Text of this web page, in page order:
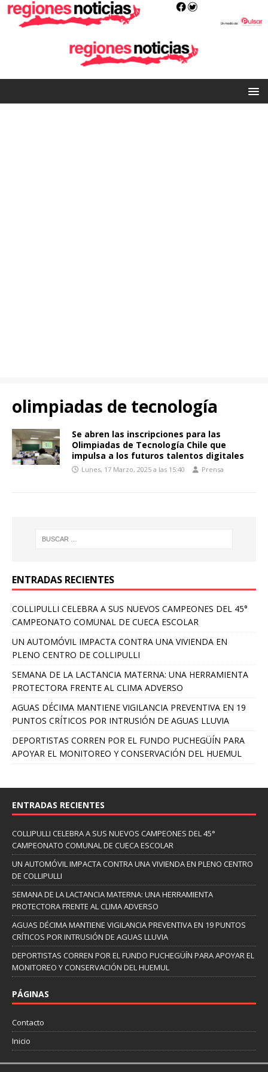
olimpiadas de tecnología
Se abren las inscripciones para las
Olimpiadas de Tecnología Chile que
impulsa a los futuros talentos digitales
Lunes, 17 Marzo, 2025 a las 15:40 Prensa
ENTRADAS RECIENTES
COLLIPULLI CELEBRA A SUS NUEVOS CAMPEONES DEL 45°
CAMPEONATO COMUNAL DE CUECA ESCOLAR
UN AUTOMÓVIL IMPACTA CONTRA UNA VIVIENDA EN
PLENO CENTRO DE COLLIPULLI
SEMANA DE LA LACTANCIA MATERNA: UNA HERRAMIENTA
PROTECTORA FRENTE AL CLIMA ADVERSO
AGUAS DÉCIMA MANTIENE VIGILANCIA PREVENTIVA EN 19
PUNTOS CRÍTICOS POR INTRUSIÓN DE AGUAS LLUVIA
DEPORTISTAS CORREN POR EL FUNDO PUCHEGÜÍN PARA
APOYAR EL MONITOREO Y CONSERVACIÓN DEL HUEMUL
ENTRADAS RECIENTES
COLLIPULLI CELEBRA A SUS NUEVOS CAMPEONES DEL 45°
CAMPEONATO COMUNAL DE CUECA ESCOLAR
UN AUTOMÓVIL IMPACTA CONTRA UNA VIVIENDA EN PLENO CENTRO
DE COLLIPULLI
SEMANA DE LA LACTANCIA MATERNA: UNA HERRAMIENTA
PROTECTORA FRENTE AL CLIMA ADVERSO
AGUAS DÉCIMA MANTIENE VIGILANCIA PREVENTIVA EN 19 PUNTOS
CRÍTICOS POR INTRUSIÓN DE AGUAS LLUVIA
DEPORTISTAS CORREN POR EL FUNDO PUCHEGÜÍN PARA APOYAR EL
MONITOREO Y CONSERVACIÓN DEL HUEMUL
PÁGINAS
Contacto
Inicio